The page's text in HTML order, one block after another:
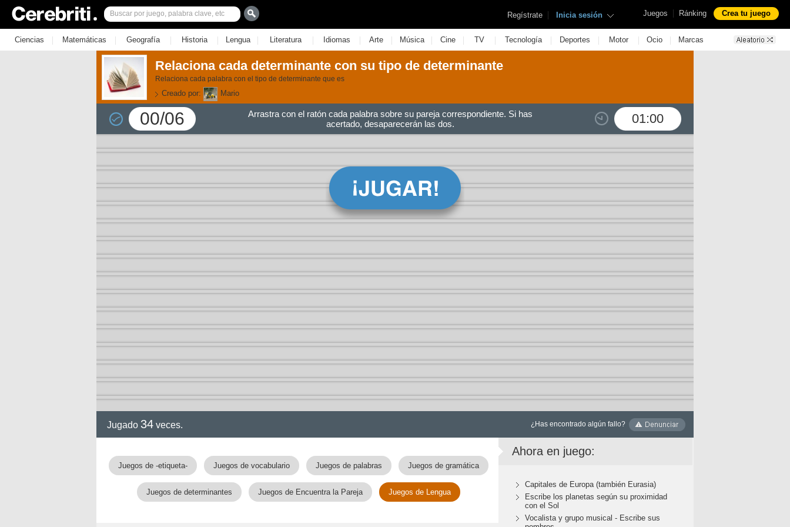
Juegos | Ránking Crea tu juego
Regístrate | Inicia sesión
Ciencias | Matemáticas | Geografía | Historia | Lengua | Literatura | Idiomas | Arte | Música | Cine | TV | Tecnología | Deportes | Motor | Ocio | Marcas
Relaciona cada determinante con su tipo de determinante
Relaciona cada palabra con el tipo de determinante que es
Creado por: Mario
00/06 01:00
Arrastra con el ratón cada palabra sobre su pareja correspondiente. Si has
acertado, desaparecerán las dos.
Jugado 34 veces. ¿Has encontrado algún fallo?
Juegos de -etiqueta- Juegos de vocabulario Juegos de palabras Juegos de gramática
Juegos de determinantes Juegos de Encuentra la Pareja Juegos de Lengua
Ahora en juego:
Capitales de Europa (también Eurasia)
Escribe los planetas según su proximidad
con el Sol
Vocalista y grupo musical - Escribe sus